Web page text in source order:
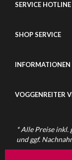
SERVICE HOTLINE
SHOP SERVICE
INFORMATIONEN
VOGGENREITER
* Alle Preise inkl.
und ggf.